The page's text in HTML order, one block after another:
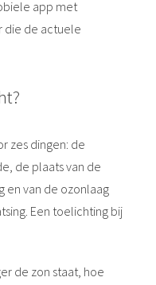
app met
die de actuele
zes dingen: de
de plaats van de
en van de ozonlaag
Een toelichting bij
de zon staat, hoe